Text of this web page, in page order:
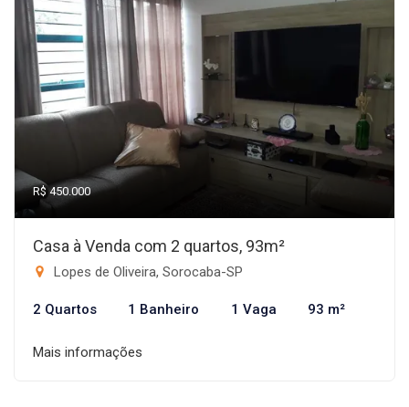
R$ 450.000
Casa à Venda com 2 quartos, 93m²
Lopes de Oliveira, Sorocaba-SP
2 Quartos 1 Banheiro 1 Vaga 93 m²
Mais informações